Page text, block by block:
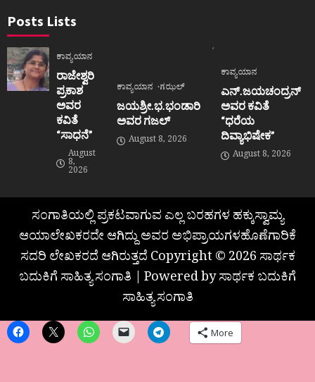
Posts Lists
ಕಾವ್ಯಯಾನ
ರಾಜೇಶ್ವರಿ
ಪ್ರಕಾಶ
ಅವರ
ಕವಿತೆ
“ಸಾಧನೆ”
August
8,
2026
ಕಾವ್ಯಯಾನ ಗಝಲ್
ಜಯಶ್ರೀ.ಭ.ಭಂಡಾರಿ
ಅವರ ಗಜಲ್
August 8, 2026
ಕಾವ್ಯಯಾನ
ಎನ್.ಜಯಚಂದ್ರನ್
ಅವರ ಕವಿತೆ
“ಧರೆಯ
ದಿವ್ಯಾಭಿಷೇಕ”
August 8, 2026
ಸಂಗಾತಿಯಲ್ಲಿ ಪ್ರಕಟವಾಗುವ ಎಲ್ಲ ಬರಹಗಳ ಹಕ್ಕುಸ್ವಾಮ್ಯ
ಆಯಾಲೇಖಕರದೇ ಆಗಿದ್ದು ಅವರ ಅಭಿಪ್ರಾಯಗಳಹೊಣೆಗಾರಿಕೆ
ಸದರಿ ಲೇಖಕರದೆ ಆಗಿರುತ್ತದೆ Copyright © 2026 ಸಾರ್ಥಕ
ಬದುಕಿಗೆ ಸಾಹಿತ್ಯ ಸಂಗಾತಿ | Powered by ಸಾರ್ಥಕ ಬದುಕಿಗೆ
ಸಾಹಿತ್ಯ ಸಂಗಾತಿ
More